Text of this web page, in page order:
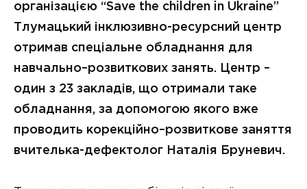
організацією “Save the children in Ukraine”
Тлумацький інклюзивно-ресурсний центр
отримав спеціальне обладнання для
навчально–розвиткових занять. Центр –
один з 23 закладів, що отримали таке
обладнання, за допомогою якого вже
проводить корекційно–розвиткове заняття
вчителька-дефектолог Наталія Бруневич.